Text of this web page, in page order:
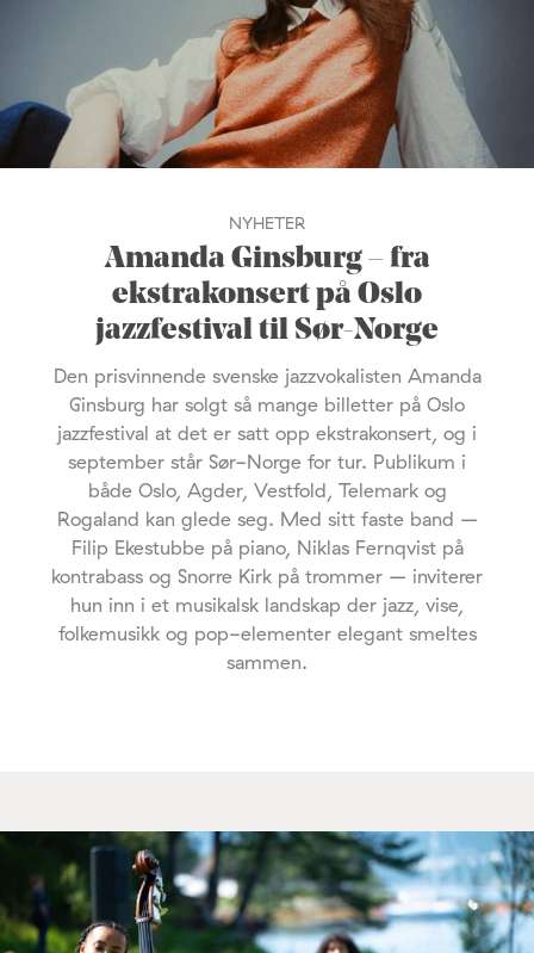
NYHETER
Amanda Ginsburg – fra
ekstrakonsert på Oslo
jazzfestival til Sør-Norge
Den prisvinnende svenske jazzvokalisten Amanda
Ginsburg har solgt så mange billetter på Oslo
jazzfestival at det er satt opp ekstrakonsert, og i
september står Sør-Norge for tur. Publikum i
både Oslo, Agder, Vestfold, Telemark og
Rogaland kan glede seg. Med sitt faste band –
Filip Ekestubbe på piano, Niklas Fernqvist på
kontrabass og Snorre Kirk på trommer – inviterer
hun inn i et musikalsk landskap der jazz, vise,
folkemusikk og pop-elementer elegant smeltes
sammen.